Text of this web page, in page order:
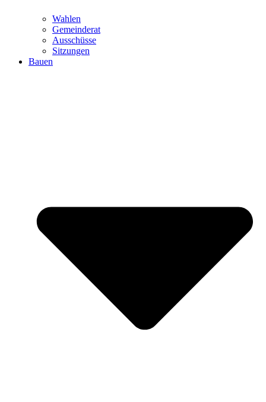
Wahlen
Gemeinderat
Ausschüsse
Sitzungen
Bauen